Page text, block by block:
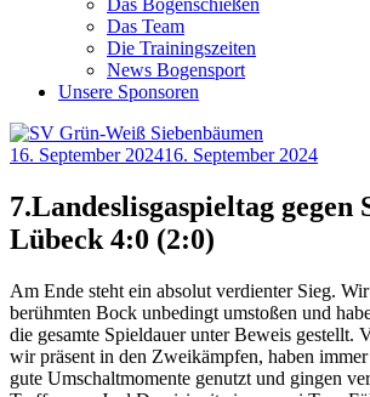
Das Bogenschießen
Das Team
Die Trainingszeiten
News Bogensport
Unsere Sponsoren
16. September 202416. September 2024
7.Landeslisgaspieltag gegen
Lübeck 4:0 (2:0)
Am Ende steht ein absolut verdienter Sieg.
berühmten Bock unbedingt umstoßen und
die gesamte Spieldauer unter Beweis gestellt.
wir präsent in den Zweikämpfen, haben
gute Umschaltmomente genutzt und gingen